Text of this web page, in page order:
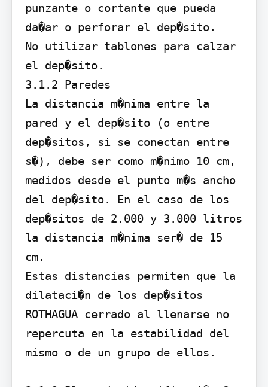
punzante o cortante que pueda
da�ar o perforar el dep�sito.
No utilizar tablones para calzar
el dep�sito.
3.1.2 Paredes
La distancia m�nima entre la
pared y el dep�sito (o entre
dep�sitos, si se conectan entre
s�), debe ser como m�nimo 10 cm,
medidos desde el punto m�s ancho
del dep�sito. En el caso de los
dep�sitos de 2.000 y 3.000 litros
la distancia m�nima ser� de 15
cm.
Estas distancias permiten que la
dilataci�n de los dep�sitos
ROTHAGUA cerrado al llenarse no
repercuta en la estabilidad del
mismo o de un grupo de ellos.